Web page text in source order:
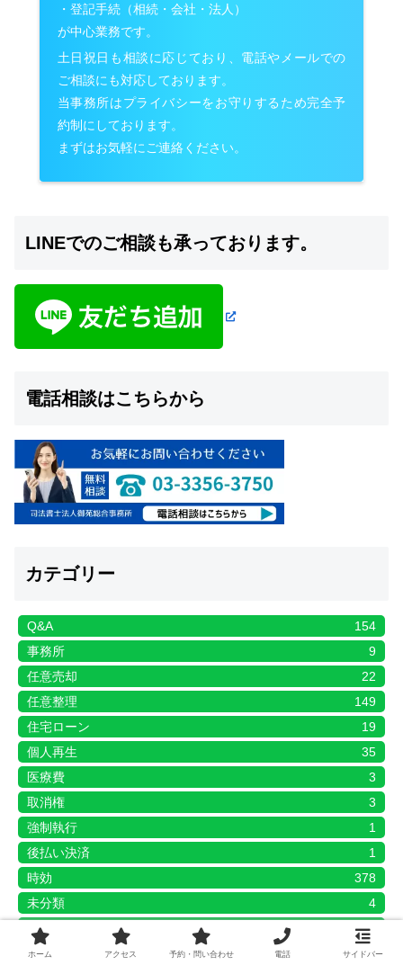
・登記手続（相続・会社・法人）
が中心業務です。
土日祝日も相談に応じており、電話やメールでの
ご相談にも対応しております。
当事務所はプライバシーをお守りするため完全予
約制にしております。
まずはお気軽にご連絡ください。
LINEでのご相談も承っております。
電話相談はこちらから
カテゴリー
Q&A
154
事務所
9
任意売却
22
任意整理
149
住宅ローン
19
個人再生
35
医療費
3
取消権
3
強制執行
1
後払い決済
1
時効
378
未分類
4
業者
421
ＡＧ債権回収
1
ホーム アクセス 予約・問い合わせ 電話 サイドバー